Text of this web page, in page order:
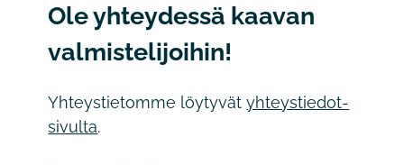
Ole yhteydessä kaavan
valmistelijoihin!
Yhteystietomme löytyvätyhteystiedot-
sivulta.